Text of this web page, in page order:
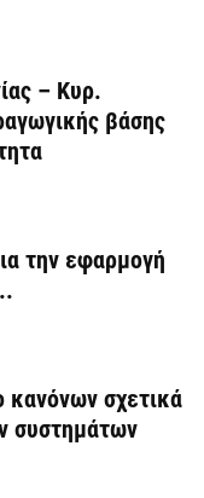
– Κυρ.
βάσης
την εφαρμογή
κανόνων σχετικά
συστημάτων